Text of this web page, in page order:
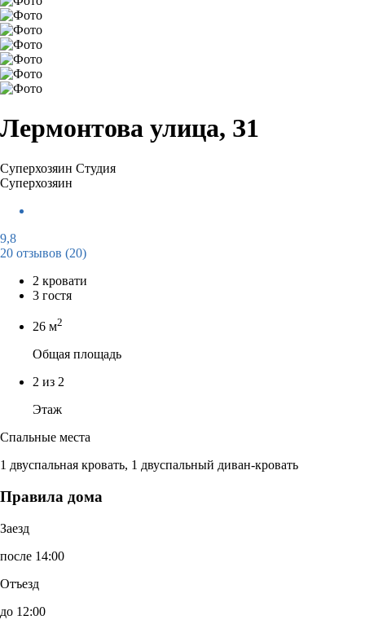
Лермонтова улица, З1
Суперхозяин Студия
Суперхозяин
9,8
20 отзывов (20)
2 кровати
3 гостя
26 м2
Общая площадь
2 из 2
Этаж
Спальные места
1 двуспальная кровать, 1 двуспальный диван-кровать
Правила дома
Заезд
после 14:00
Отъезд
до 12:00